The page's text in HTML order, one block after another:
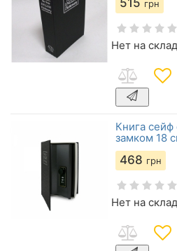
515 грн
Нет на
Книга
замком 18
468 грн
Нет на